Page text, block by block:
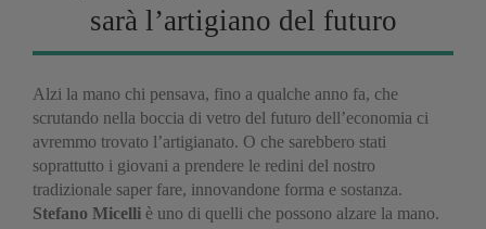
sarà l’artigiano del futuro
Alzi la mano chi pensava, fino a qualche anno fa, che
scrutando nella boccia di vetro del futuro dell’economia ci
avremmo trovato l’artigianato. O che sarebbero stati
soprattutto i giovani a prendere le redini del nostro
tradizionale saper fare, innovandone forma e sostanza.
Stefano Micelli è uno di quelli che possono alzare la mano.